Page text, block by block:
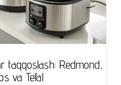
taqqoslash: Redmond,
va Tefal